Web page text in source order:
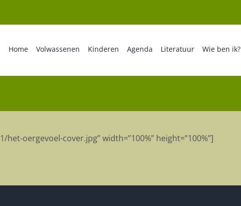
Home Volwassenen Kinderen Agenda Literatuur Wie ben ik?
oergevoel-cover.jpg” width=”100%” height=”100%”]